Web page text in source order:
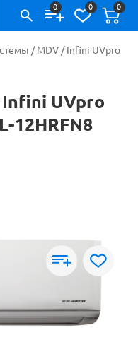
0 0 0
/MDV /Infini UVpro
UVpro
12HRFN8